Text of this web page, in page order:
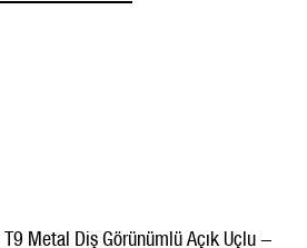
Metal Diş Görünümlü Açık Uçlu -